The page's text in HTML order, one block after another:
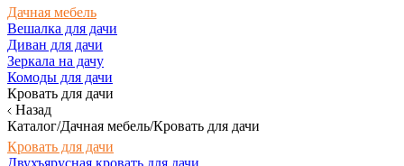
Дачная мебель
Вешалка для дачи
Диван для дачи
Зеркала на дачу
Комоды для дачи
Кровать для дачи
Назад
Каталог/Дачная мебель/Кровать для дачи
Кровать для дачи
Двухъярусная кровать для дачи